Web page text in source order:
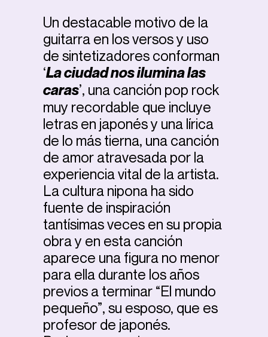
Un destacable motivo de la
guitarra en los versos y uso
de sintetizadores conforman
‘La ciudad nos ilumina las
caras’, una canción pop rock
muy recordable que incluye
letras en japonés y una lírica
de lo más tierna, una canción
de amor atravesada por la
experiencia vital de la artista.
La cultura nipona ha sido
fuente de inspiración
tantísimas veces en su propia
obra y en esta canción
aparece una figura no menor
para ella durante los años
previos a terminar “El mundo
pequeño”, su esposo, que es
profesor de japonés.